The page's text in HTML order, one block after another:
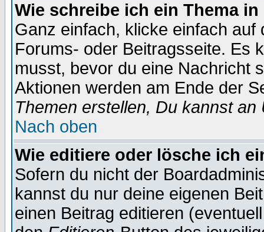
Wie schreibe ich ein Thema
Ganz einfach, klicke einfach
Forums- oder Beitragsseite. Es
musst, bevor du eine Nachricht
Aktionen werden am Ende der
Themen erstellen, Du kannst
Nach oben
Wie editiere oder lösche ich
Sofern du nicht der
kannst du nur deine eigenen
einen Beitrag editieren